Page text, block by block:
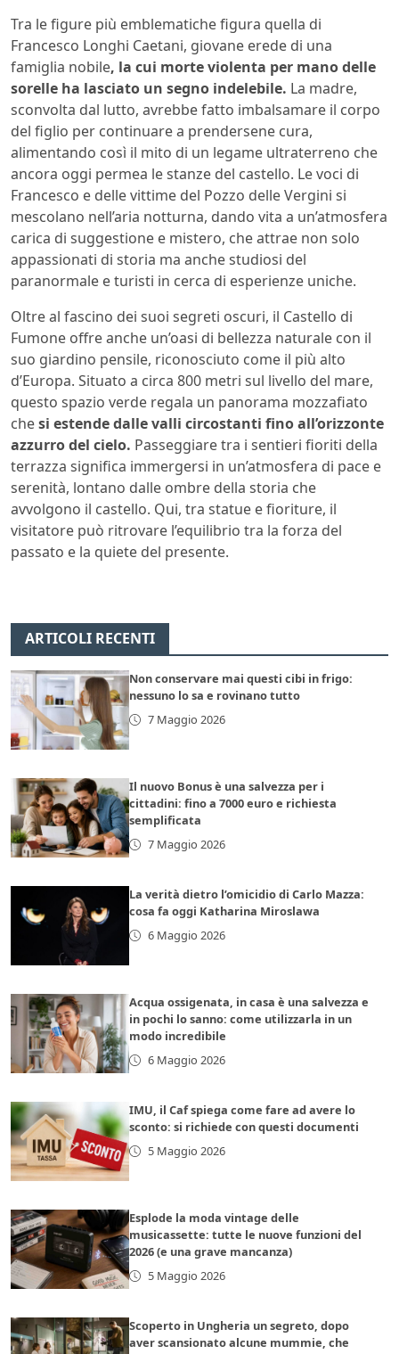
Tra le figure più emblematiche figura quella di
Francesco Longhi Caetani, giovane erede di una
famiglia nobile, la cui morte violenta per mano delle
sorelle ha lasciato un segno indelebile. La madre,
sconvolta dal lutto, avrebbe fatto imbalsamare il corpo
del figlio per continuare a prendersene cura,
alimentando così il mito di un legame ultraterreno che
ancora oggi permea le stanze del castello. Le voci di
Francesco e delle vittime del Pozzo delle Vergini si
mescolano nell’aria notturna, dando vita a un’atmosfera
carica di suggestione e mistero, che attrae non solo
appassionati di storia ma anche studiosi del
paranormale e turisti in cerca di esperienze uniche.
Oltre al fascino dei suoi segreti oscuri, il Castello di
Fumone offre anche un’oasi di bellezza naturale con il
suo giardino pensile, riconosciuto come il più alto
d’Europa. Situato a circa 800 metri sul livello del mare,
questo spazio verde regala un panorama mozzafiato
chesi estende dalle valli circostanti fino all’orizzonte
azzurro del cielo. Passeggiare tra i sentieri fioriti della
terrazza significa immergersi in un’atmosfera di pace e
serenità, lontano dalle ombre della storia che
avvolgono il castello. Qui, tra statue e fioriture, il
visitatore può ritrovare l’equilibrio tra la forza del
passato e la quiete del presente.
ARTICOLI RECENTI
Non conservare mai questi cibi in frigo:
nessuno lo sa e rovinano tutto
7 Maggio 2026
Il nuovo Bonus è una salvezza per i
cittadini: fino a 7000 euro e richiesta
semplificata
7 Maggio 2026
La verità dietro l’omicidio di Carlo Mazza:
cosa fa oggi Katharina Miroslawa
6 Maggio 2026
Acqua ossigenata, in casa è una salvezza e
in pochi lo sanno: come utilizzarla in un
modo incredibile
6 Maggio 2026
IMU, il Caf spiega come fare ad avere lo
sconto: si richiede con questi documenti
5 Maggio 2026
Esplode la moda vintage delle
musicassette: tutte le nuove funzioni del
2026 (e una grave mancanza)
5 Maggio 2026
Scoperto in Ungheria un segreto, dopo
aver scansionato alcune mummie, che